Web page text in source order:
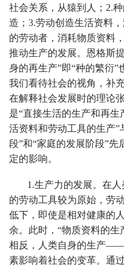
社会关系，从猿到人；2.
造；3.劳动创造生活资料
的劳动者，消耗物质资料
推动生产的发展。恩格斯
身的再生产”即“种的繁衍
我们看待社会的视角，补
在解释社会发展时的理论
是“直接生活的生产和再生
活资料和劳动工具的生产”
段”和“家庭的发展阶段”
定的影响。
1.生产力的发展。在
的劳动工具较为原始，劳
低下，即使是相对健康的
余。此时，“物质资料的生
相反，人类自身的生产
素影响着社会的变革。通